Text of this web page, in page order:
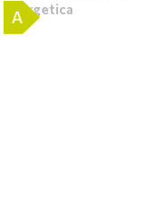
energetica
A